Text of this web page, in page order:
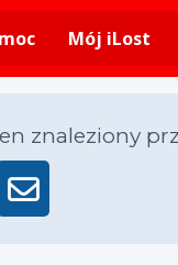
Mój iLost
znaleziony